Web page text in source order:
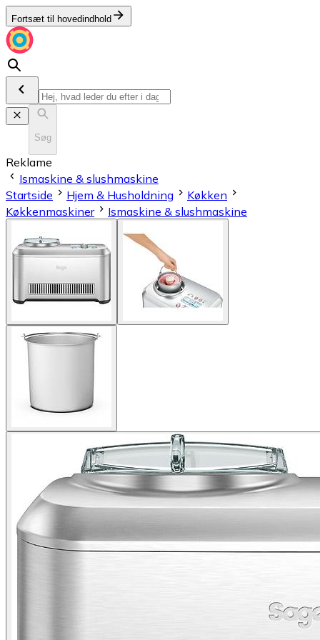
Fortsæt til hovedindhold
Søg
Reklame
Ismaskine & slushmaskine
Startside
Hjem & Husholdning
Køkken
Køkkenmaskiner
Ismaskine & slushmaskine